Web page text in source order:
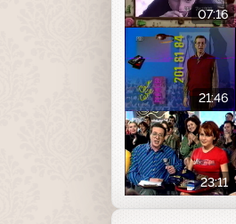
07:16
21:46
23:11